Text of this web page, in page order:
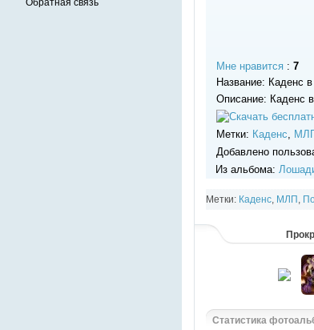
Мне нравится: 7
Название: Каденс
Описание: Каденс
Метки: Каденс,
Добавлено
Из альбома:
Метки: Каденс, МЛП
Статистика
Обратная связь